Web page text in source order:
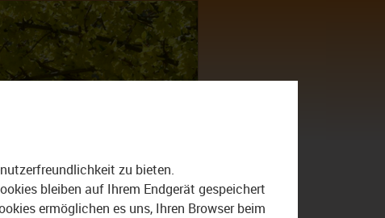
Landkreis Bamberg
Oberfranken Sendung
zu bieten.
bleiben auf Ihrem Endgerät gespeichert
ermöglichen es uns, Ihren Browser beim